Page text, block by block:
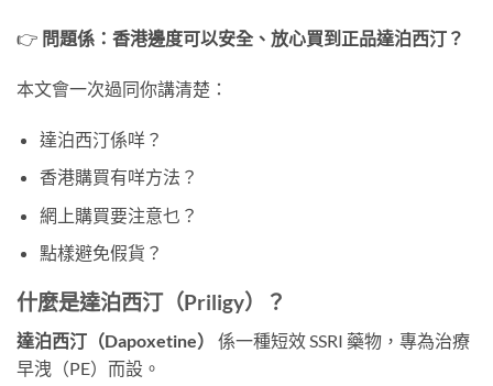
👉 問題係：香港邊度可以安全、放心買到正品達泊西汀？
本文會一次過同你講清楚：
達泊西汀係咩？
香港購買有咩方法？
網上購買要注意乜？
點樣避免假貨？
什麼是達泊西汀（Priligy）？
達泊西汀（Dapoxetine）
係一種短效 SSRI 藥物，專為治療
早洩（PE）而設。